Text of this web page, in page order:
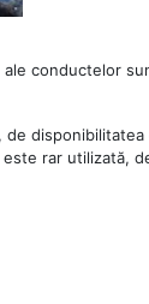
conductelor
rar utilizată,